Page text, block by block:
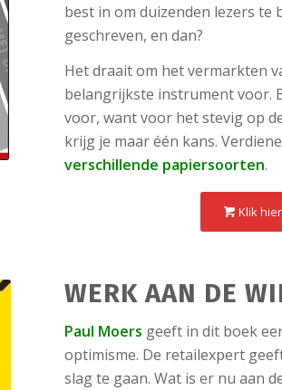
best in om duizenden lezers te
geschreven, en dan?
Het draait om het vermarkten
belangrijkste instrument voor.
voor, want voor het stevig op
krijg je maar één kans.
verschillende papiersoorten.
Klik
WERK AAN DE
Paul Moers geeft in dit boek
optimisme. De retailexpert
slag te gaan. Wat is er nu aan